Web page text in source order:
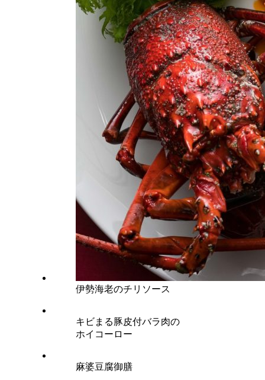
伊勢海老のチリソース
キビまる豚皮付バラ肉の
ホイコーロー
麻婆豆腐御膳